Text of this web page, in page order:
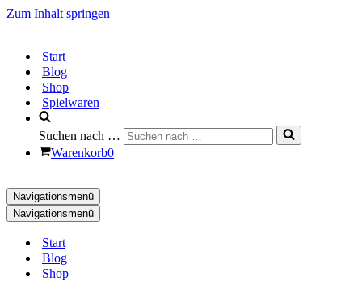
Zum Inhalt springen
Start
Blog
Shop
Spielwaren
Suchen nach …
Warenkorb0
Navigationsmenü
Navigationsmenü
Start
Blog
Shop